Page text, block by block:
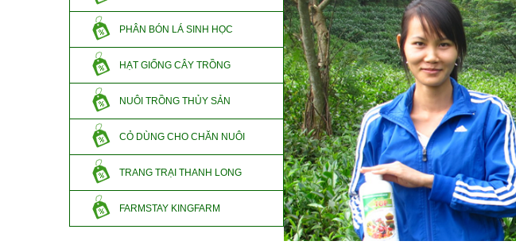
PHÂN BÓN LÁ SINH HỌC
HẠT GIỐNG CÂY TRỒNG
NUÔI TRỒNG THỦY SẢN
CỎ DÙNG CHO CHĂN NUÔI
TRANG TRẠI THANH LONG
FARMSTAY KINGFARM